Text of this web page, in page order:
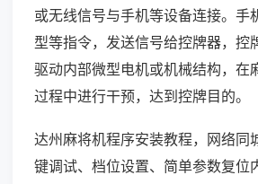
或无线信号与手机等设备连接。手
型等指令，发送信号给控牌器，控
驱动内部微型电机或机械结构，在
过程中进行干预，达到控牌目的。
达州麻将机程序安装教程，网络同
键调试、档位设置、简单参数复位